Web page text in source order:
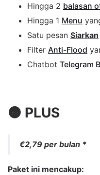
Hingga 2 balasan
Hingga 1 Menu
Satu pesan Siarkan
Filter Anti-Flood
Chatbot Telegram
🟠 PLUS
€2,79 per bulan *
Paket ini mencakup: